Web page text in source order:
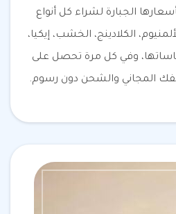
الجبارة لشراء كل أنواع
الكلادينج، الخشب، إيكيا،
وفي كل مرة تحصل على
المجاني والشحن دون رسوم.